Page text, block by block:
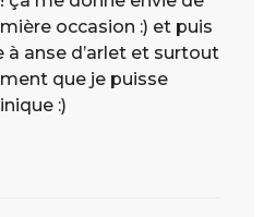
occasion :) et puis
à anse d’arlet et surtout
que je puisse
:)